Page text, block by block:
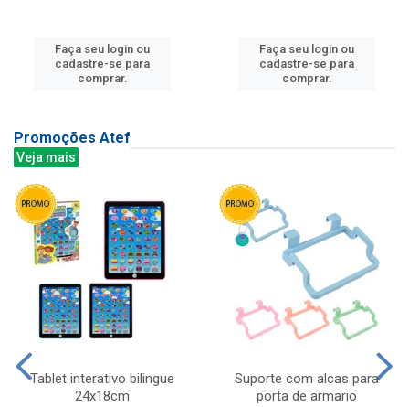
Faça seu login ou
cadastre-se para
comprar.
Faça seu login ou
cadastre-se para
comprar.
Promoções Atef
Veja mais
Tablet interativo bilingue
24x18cm
Suporte com alcas para
porta de armario